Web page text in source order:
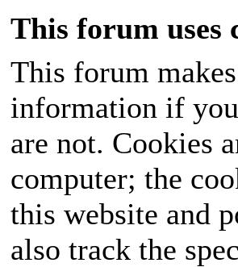
This forum uses
This forum
information if
are not. Cookies
computer; the
this website and
also track the